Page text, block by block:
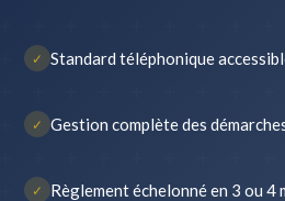
✓ Standard téléphonique
✓ Gestion complète des
✓ Règlement échelonné en 3 ou 4